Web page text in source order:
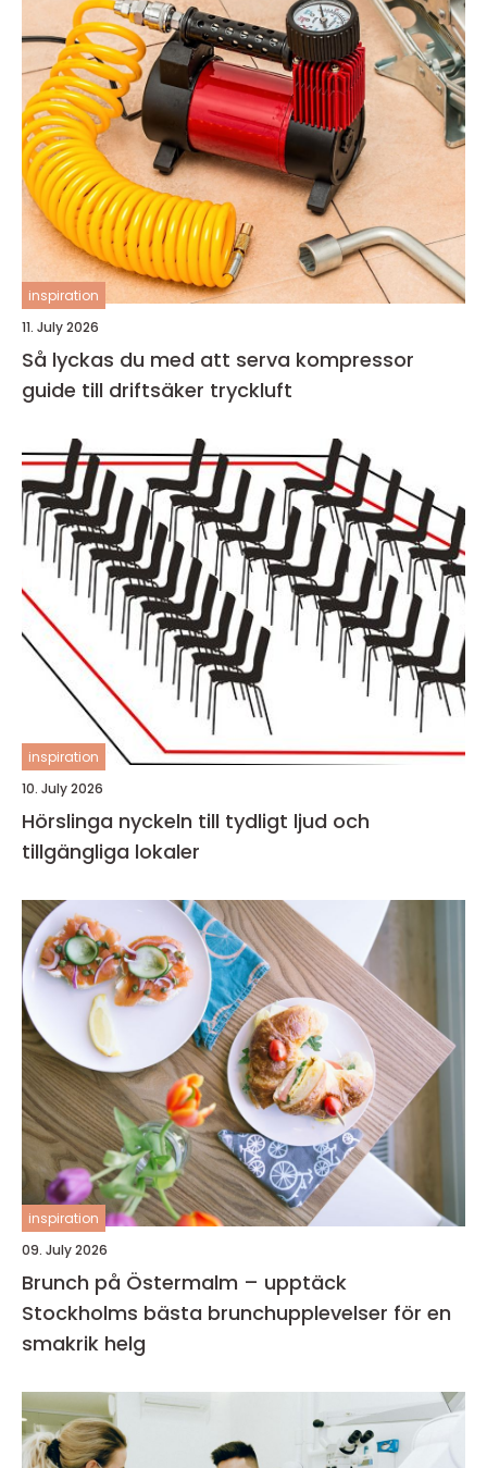
inspiration
11. July 2026
Så lyckas du med att serva kompressor
guide till driftsäker tryckluft
inspiration
10. July 2026
Hörslinga nyckeln till tydligt ljud och
tillgängliga lokaler
inspiration
09. July 2026
Brunch på Östermalm – upptäck
Stockholms bästa brunchupplevelser för en
smakrik helg